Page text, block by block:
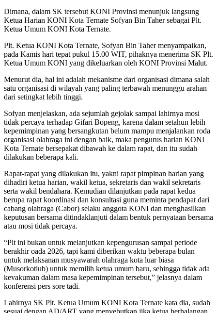
Dimana, dalam SK tersebut KONI Provinsi menunjuk langsung
Ketua Harian KONI Kota Ternate Sofyan Bin Taher sebagai Plt.
Ketua Umum KONI Kota Ternate.
Plt. Ketua KONI Kota Ternate, Sofyan Bin Taher menyampaikan,
pada Kamis hari tepat pukul 15.00 WIT, pihaknya menerima SK Plt.
Ketua Umum KONI yang dikeluarkan oleh KONI Provinsi Malut.
Menurut dia, hal ini adalah mekanisme dari organisasi dimana salah
satu organisasi di wilayah yang paling terbawah menunggu arahan
dari setingkat lebih tinggi.
Sofyan menjelaskan, ada sejumlah gejolak sampai lahirnya mosi
tidak percaya terhadap Gifari Bopeng, karena dalam setahun lebih
kepemimpinan yang bersangkutan belum mampu menjalankan roda
organisasi olahraga ini dengan baik, maka pengurus harian KONI
Kota Ternate bersepakat dibawah ke dalam rapat, dan itu sudah
dilakukan beberapa kali.
Rapat-rapat yang dilakukan itu, yakni rapat pimpinan harian yang
dihadiri ketua harian, wakil ketua, sekretaris dan wakil sekretaris
serta wakil bendahara. Kemudian dilanjutkan pada rapat kedua
berupa rapat koordinasi dan konsultasi guna meminta pendapat dari
cabang olahraga (Cabor) selaku anggota KONI dan menghasilkan
keputusan bersama ditindaklanjuti dalam bentuk pernyataan bersama
atau mosi tidak percaya.
“Plt ini bukan untuk melanjutkan kepengurusan sampai periode
berakhir oada 2026, tapi kami diberikan waktu beberapa bulan
untuk melaksanan musyawarah olahraga kota luar biasa
(Musorkotlub) untuk memilih ketua umum baru, sehingga tidak ada
kevakuman dalam masa kepemimpinan tersebut,” jelasnya dalam
konferensi pers sore tadi.
Lahirnya SK Plt. Ketua Umum KONI Kota Ternate kata dia, sudah